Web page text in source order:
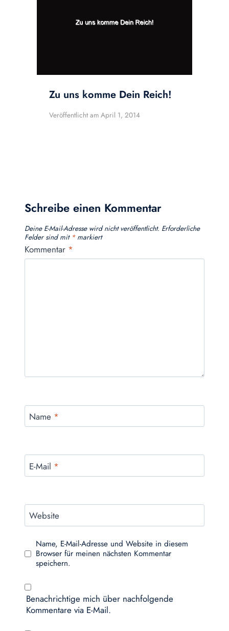
Zu uns komme Dein Reich!
Veröffentlicht am April 1, 2014
Schreibe einen Kommentar
Deine E-Mail-Adresse wird nicht veröffentlicht. Erforderliche
Felder sind mit *markiert
Kommentar *
Name *
E-Mail *
Website
Name, E-Mail-Adresse und Website in diesem
Browser für meinen nächsten Kommentar
speichern.
Benachrichtige mich über nachfolgende
Kommentare via E-Mail.